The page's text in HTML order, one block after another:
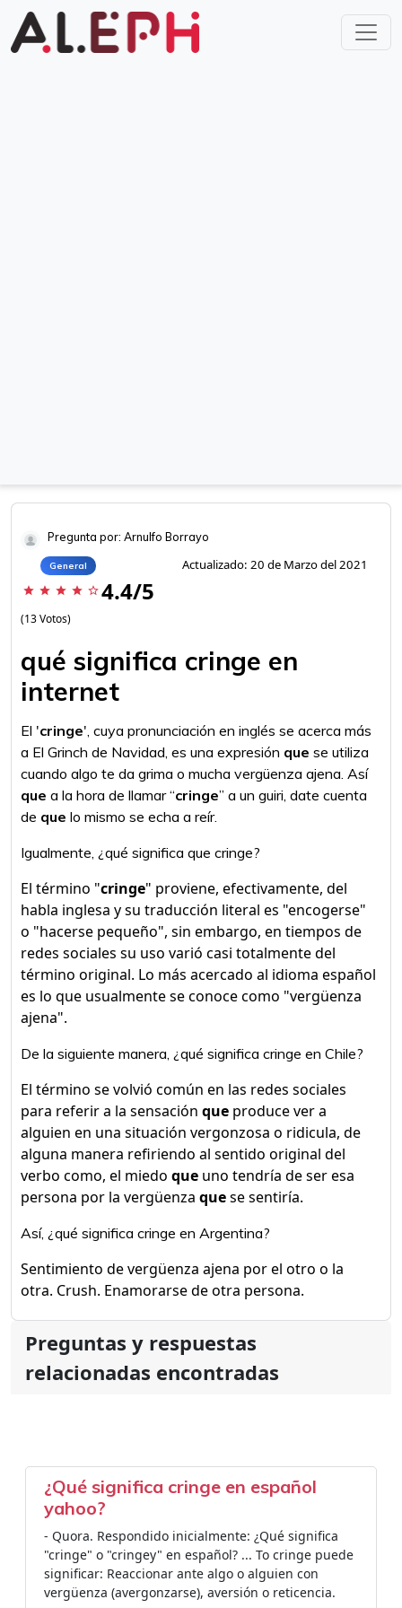
Pregunta por: Arnulfo Borrayo
General Actualizado: 20 de Marzo del 2021
star star star star star_border 4.4/5
(13 Votos)
qué significa cringe en
internet
El 'cringe', cuya pronunciación en inglés se acerca más
a El Grinch de Navidad, es una expresión que se utiliza
cuando algo te da grima o mucha vergüenza ajena. Así
que a la hora de llamar “cringe” a un guiri, date cuenta
de que lo mismo se echa a reír.
Igualmente, ¿qué significa que cringe?
El término "cringe" proviene, efectivamente, del
habla inglesa y su traducción literal es "encogerse"
o "hacerse pequeño", sin embargo, en tiempos de
redes sociales su uso varió casi totalmente del
término original. Lo más acercado al idioma español
es lo que usualmente se conoce como "vergüenza
ajena".
De la siguiente manera, ¿qué significa cringe en Chile?
El término se volvió común en las redes sociales
para referir a la sensación que produce ver a
alguien en una situación vergonzosa o ridicula, de
alguna manera refiriendo al sentido original del
verbo como, el miedo que uno tendría de ser esa
persona por la vergüenza quese sentiría.
Así, ¿qué significa cringe en Argentina?
Sentimiento de vergüenza ajena por el otro o la
otra. Crush. Enamorarse de otra persona.
Preguntas y respuestas
relacionadas encontradas
¿Qué significa cringe en español
yahoo?
- Quora. Respondido inicialmente: ¿Qué significa
"cringe" o "cringey" en español? ... To cringe puede
significar: Reaccionar ante algo o alguien con
vergüenza (avergonzarse), aversión o reticencia.